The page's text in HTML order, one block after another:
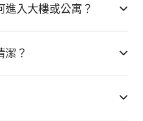
入大樓或公寓？
潔？